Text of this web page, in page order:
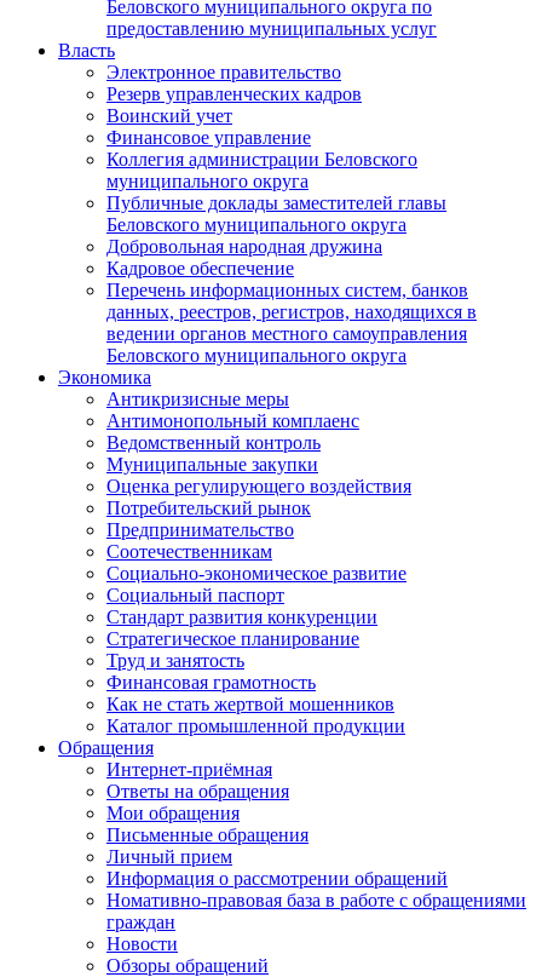
Беловского муниципального округа по
предоставлению муниципальных услуг
Власть
Электронное правительство
Резерв управленческих кадров
Воинский учет
Финансовое управление
Коллегия администрации Беловского
муниципального округа
Публичные доклады заместителей главы
Беловского муниципального округа
Добровольная народная дружина
Кадровое обеспечение
Перечень информационных систем, банков
данных, реестров, регистров, находящихся в
ведении органов местного самоуправления
Беловского муниципального округа
Экономика
Антикризисные меры
Антимонопольный комплаенс
Ведомственный контроль
Муниципальные закупки
Оценка регулирующего воздействия
Потребительский рынок
Предпринимательство
Соотечественникам
Социально-экономическое развитие
Социальный паспорт
Стандарт развития конкуренции
Стратегическое планирование
Труд и занятость
Финансовая грамотность
Как не стать жертвой мошенников
Каталог промышленной продукции
Обращения
Интернет-приёмная
Ответы на обращения
Мои обращения
Письменные обращения
Личный прием
Информация о рассмотрении обращений
Номативно-правовая база в работе с обращениями
граждан
Новости
Обзоры обращений